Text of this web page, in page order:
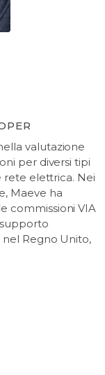
valutazione
per diversi tipi
rete elettrica. Nei
Maeve ha
commissioni VIA
Regno Unito,